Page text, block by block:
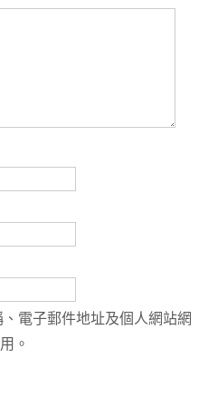
電子郵件地址及個人網站網
。